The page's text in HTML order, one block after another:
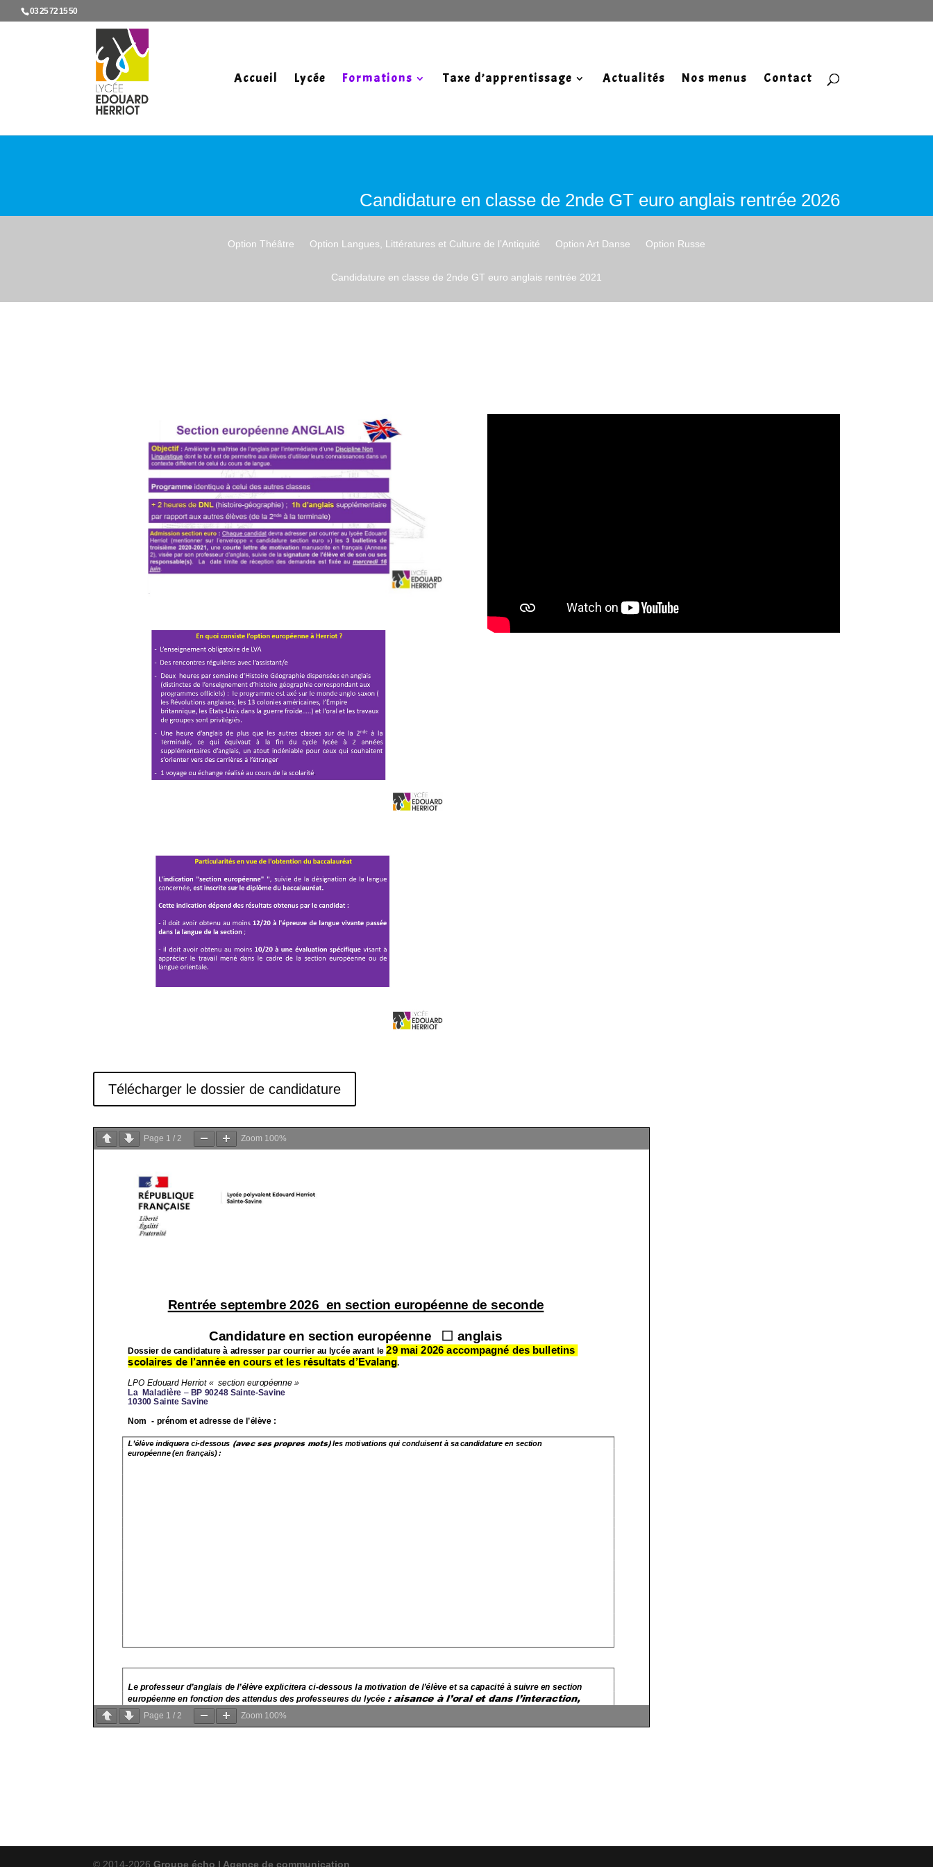
03 25 72 15 50
Accueil Lycée Formations Taxe d’apprentissage Actualités Nos menus Contact
Candidature en classe de 2nde GT euro anglais rentrée 2026
Option Théâtre Option Langues, Littératures et Culture de l’Antiquité Option Art Danse Option Russe
Candidature en classe de 2nde GT euro anglais rentrée 2021
Télécharger le dossier de candidature
Page 1 / 2 Zoom 100%
Page 1 / 2 Zoom 100%
© 2014-2026 Groupe écho | Agence de communication